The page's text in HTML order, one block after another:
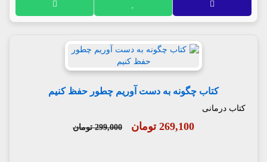
کتاب چگونه به دست آوریم چطور حفظ کنیم
کتاب درمانی
269,100 تومان 299,000 تومان